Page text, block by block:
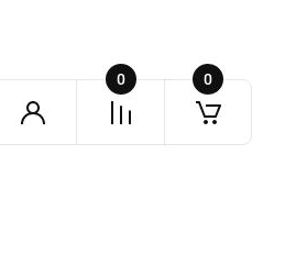
0 0